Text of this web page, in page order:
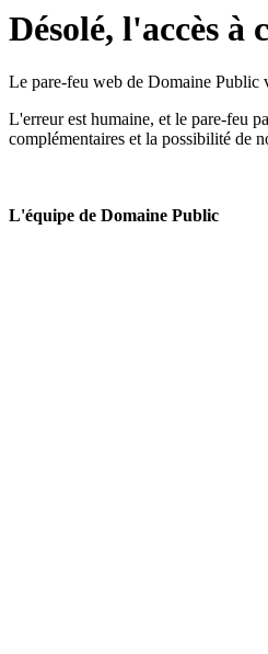
Désolé, l'accès à
Le pare-feu web de Domaine Public
L'erreur est humaine, et le pare-feu
complémentaires et la possibilité de
L'équipe de Domaine Public